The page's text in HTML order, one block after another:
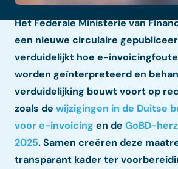
Het Federale Ministerie van
een nieuwe circulaire
verduidelijkt hoe e-
worden geïnterpreteerd en
verduidelijking bouwt voort op
zoals de wijzigingen in de Duitse
voor e-invoicing en de GoBD-
2025. Samen creëren deze
transparant kader ter